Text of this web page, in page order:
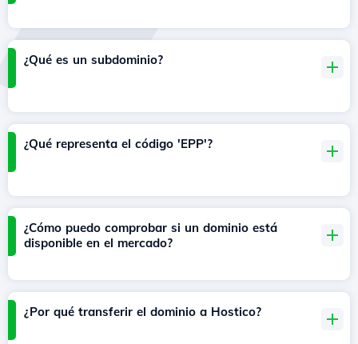
¿Qué es un subdominio?
¿Qué representa el código 'EPP'?
¿Cómo puedo comprobar si un dominio está
disponible en el mercado?
¿Por qué transferir el dominio a Hostico?